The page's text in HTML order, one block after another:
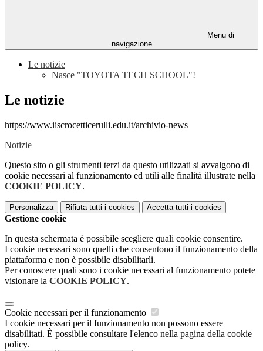
Menu di
navigazione
Le notizie
Nasce "TOYOTA TECH SCHOOL"!
Le notizie
https://www.iiscrocetticerulli.edu.it/archivio-news
Notizie
Questo sito o gli strumenti terzi da questo utilizzati si avvalgono di
cookie necessari al funzionamento ed utili alle finalità illustrate nella
COOKIE POLICY.
Personalizza Rifiuta tutti i cookies Accetta tutti i cookies
Gestione cookie
In questa schermata è possibile scegliere quali cookie consentire.
I cookie necessari sono quelli che consentono il funzionamento della
piattaforma e non è possibile disabilitarli.
Per conoscere quali sono i cookie necessari al funzionamento potete
visionare la COOKIE POLICY.
Cookie necessari per il funzionamento
I cookie necessari per il funzionamento non possono essere
disabilitati. È possibile consultare l'elenco nella pagina della cookie
policy.